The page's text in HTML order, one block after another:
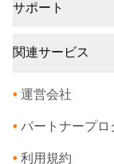
サポート
関連サービス
• 運営会社
• パートナープロ
• 利用規約